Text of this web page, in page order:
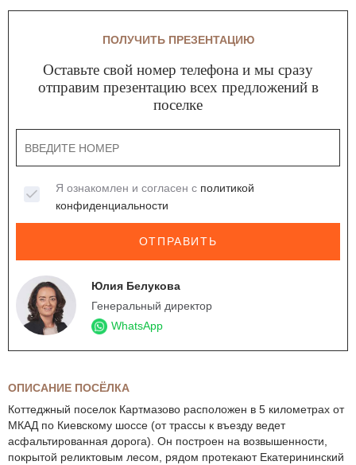
ПОЛУЧИТЬ ПРЕЗЕНТАЦИЮ
Оставьте свой номер телефона и мы сразу
отправим презентацию всех предложений в
поселке
Я ознакомлен и согласен с политикой
конфиденциальности
ОТПРАВИТЬ
Юлия Белукова
Генеральный директор
WhatsApp
ОПИСАНИЕ ПОСЁЛКА
Коттеджный поселок Картмазово расположен в 5 километрах от
МКАД по Киевскому шоссе (от трассы к въезду ведет
асфальтированная дорога). Он построен на возвышенности,
покрытой реликтовым лесом, рядом протекают Екатерининский